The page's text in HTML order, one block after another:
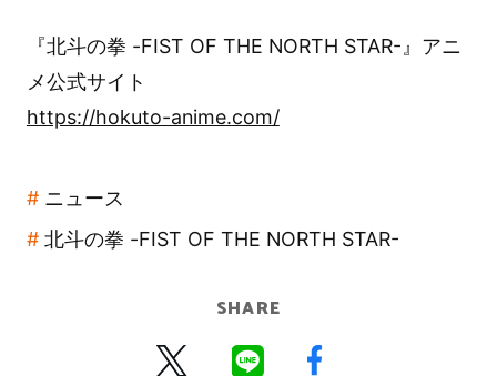
『北斗の拳 -FIST OF THE NORTH STAR-』アニ
メ公式サイト
https://hokuto-anime.com/
ニュース
北斗の拳 -FIST OF THE NORTH STAR-
SHARE